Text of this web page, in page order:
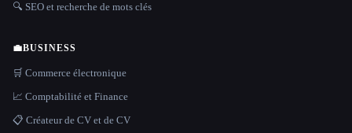
🔍 SEO et recherche de mots clés
💼BUSINESS
🛒 Commerce électronique
📈 Comptabilité et Finance
📋 Créateur de CV et de CV